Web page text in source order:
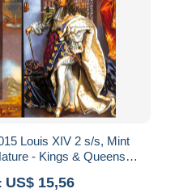
Louis XIV 2 s/s, Mint
- Kings & Queens
US$ 15,56